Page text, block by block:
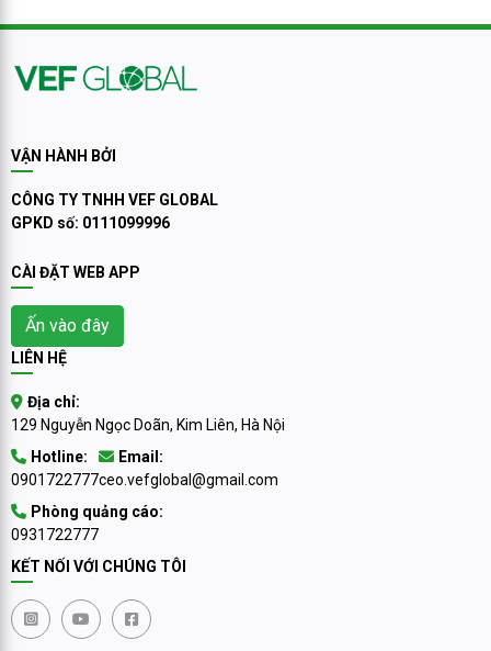
VẬN HÀNH BỞI
CÔNG TY TNHH VEF GLOBAL
GPKD số: 0111099996
CÀI ĐẶT WEB APP
Ấn vào đây
LIÊN HỆ
Địa chỉ:
129 Nguyễn Ngọc Doãn, Kim Liên, Hà Nội
Hotline:
0901722777
Email:
ceo.vefglobal@gmail.com
Phòng quảng cáo:
0931722777
KẾT NỐI VỚI CHÚNG TÔI